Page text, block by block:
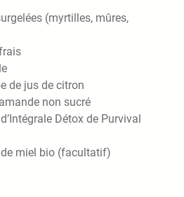
(myrtilles, mûres,
de jus de citron
non sucré
Détox de Purvival
miel bio (facultatif)